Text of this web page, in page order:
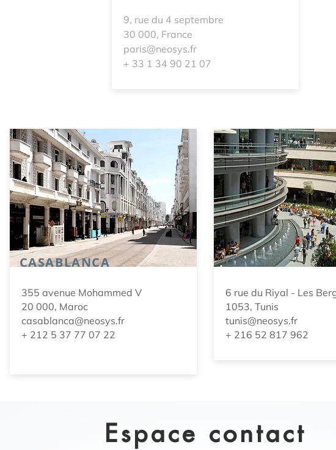
9, rue du 4 septembre
30 000, France
paris@neosys.fr
+ 33 1 34 90 21 07
CASABLANCA
355 avenue Mohammed V
20 000, Maroc
casablanca@neosys.fr
+ 212 5 37 77 07 22
TUNIS
6 rue du Riyal - Les
1053, Tunis
tunis@neosys.fr
+ 216 52 817 962
Espace contact